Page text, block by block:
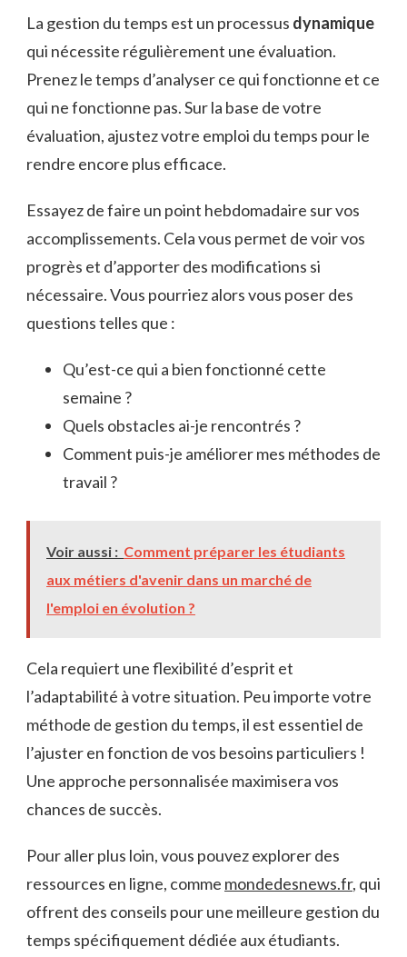
La gestion du temps est un processus dynamique
qui nécessite régulièrement une évaluation.
Prenez le temps d’analyser ce qui fonctionne et ce
qui ne fonctionne pas. Sur la base de votre
évaluation, ajustez votre emploi du temps pour le
rendre encore plus efficace.
Essayez de faire un point hebdomadaire sur vos
accomplissements. Cela vous permet de voir vos
progrès et d’apporter des modifications si
nécessaire. Vous pourriez alors vous poser des
questions telles que :
Qu’est-ce qui a bien fonctionné cette
semaine ?
Quels obstacles ai-je rencontrés ?
Comment puis-je améliorer mes méthodes de
travail ?
Voir aussi : Comment préparer les étudiants
aux métiers d'avenir dans un marché de
l'emploi en évolution ?
Cela requiert une flexibilité d’esprit et
l’adaptabilité à votre situation. Peu importe votre
méthode de gestion du temps, il est essentiel de
l’ajuster en fonction de vos besoins particuliers !
Une approche personnalisée maximisera vos
chances de succès.
Pour aller plus loin, vous pouvez explorer des
ressources en ligne, comme mondedesnews.fr, qui
offrent des conseils pour une meilleure gestion du
temps spécifiquement dédiée aux étudiants.